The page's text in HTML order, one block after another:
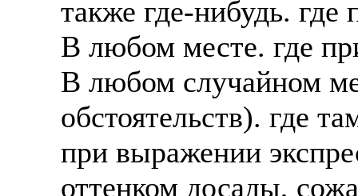
также где-нибудь. где
В любом месте. где
В любом случайном
обстоятельств). где
при выражении
оттенком досады,